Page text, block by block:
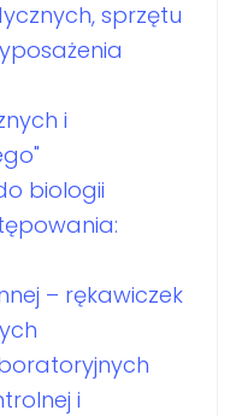
sprzętu
i
biologii
– rękawiczek
i